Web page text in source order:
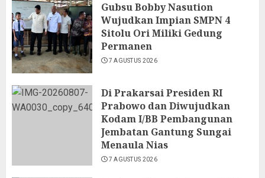
Gubsu Bobby Nasution
Wujudkan Impian SMPN 4
Sitolu Ori Miliki Gedung
Permanen
7 AGUSTUS 2026
Di Prakarsai Presiden RI
Prabowo dan Diwujudkan
Kodam I/BB Pembangunan
Jembatan Gantung Sungai
Menaula Nias
7 AGUSTUS 2026